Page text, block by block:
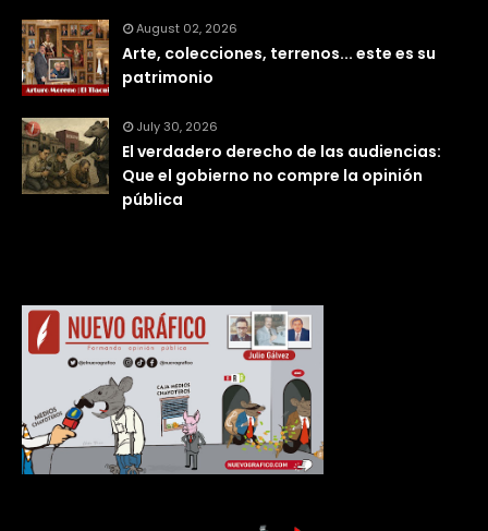
August 02, 2026
Arte, colecciones, terrenos... este es su
patrimonio
July 30, 2026
El verdadero derecho de las audiencias:
Que el gobierno no compre la opinión
pública